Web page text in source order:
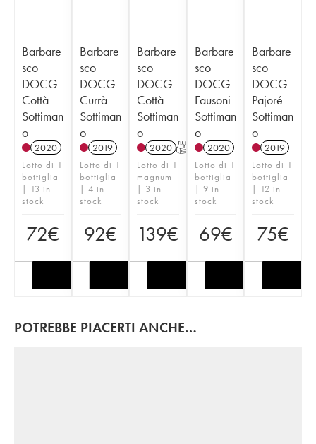
Barbare
sco
DOCG
Cottà
Sottiman
o
2020
Lotto di 1
bottiglia
| 13 in
stock
72€
Barbare
sco
DOCG
Currà
Sottiman
o
2019
Lotto di 1
bottiglia
| 4 in
stock
92€
Barbare
sco
DOCG
Cottà
Sottiman
o
2020 T
Lotto di 1
magnum
| 3 in
stock
139€
Barbare
sco
DOCG
Fausoni
Sottiman
o
2020
Lotto di 1
bottiglia
| 9 in
stock
69€
Barbare
sco
DOCG
Pajoré
Sottiman
o
2019
Lotto di 1
bottiglia
| 12 in
stock
75€
POTREBBE PIACERTI ANCHE…